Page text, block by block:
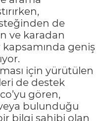
de
ve karadan
geniş
için yürütülen
de destek
gören,
bulunduğu
bilgi sahibi olan